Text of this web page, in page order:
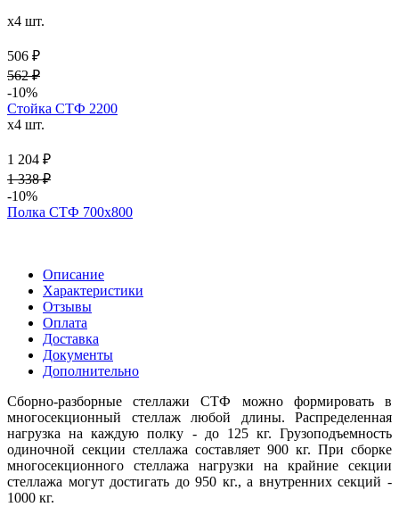
x4 шт.
506 ₽
562 ₽
-10%
Стойка СТФ 2200
x4 шт.
1 204 ₽
1 338 ₽
-10%
Полка СТФ 700х800
Описание
Характеристики
Отзывы
Оплата
Доставка
Документы
Дополнительно
Сборно-разборные стеллажи СТФ можно формировать в
многосекционный стеллаж любой длины. Распределенная
нагрузка на каждую полку - до 125 кг. Грузоподъемность
одиночной секции стеллажа составляет 900 кг. При сборке
многосекционного стеллажа нагрузки на крайние секции
стеллажа могут достигать до 950 кг., а внутренних секций -
1000 кг.